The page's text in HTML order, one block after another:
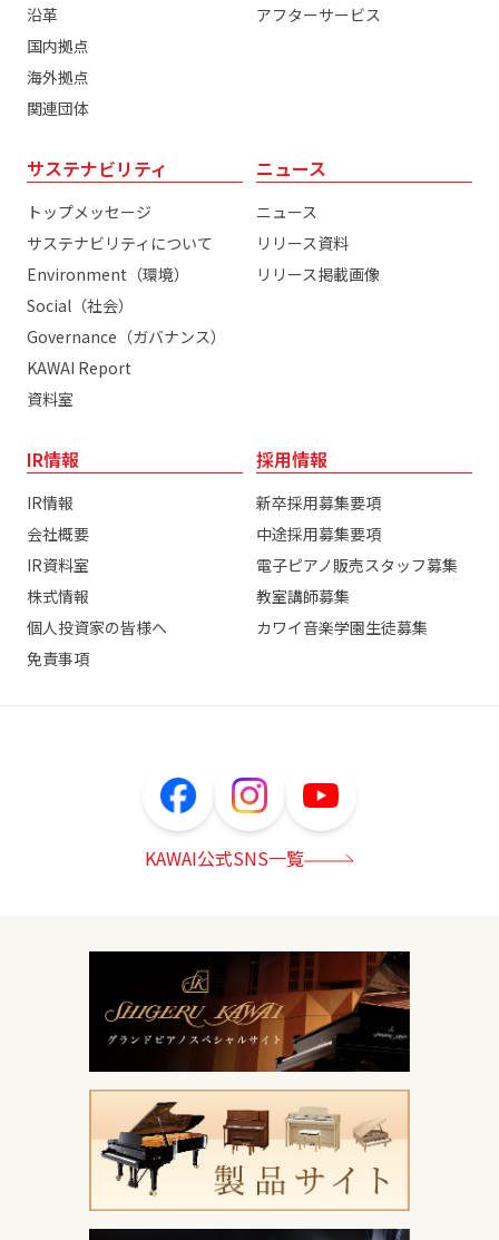
沿革
国内拠点
海外拠点
関連団体
アフターサービス
サステナビリティ
トップメッセージ
サステナビリティについて
Environment（環境）
Social（社会）
Governance（ガバナンス）
KAWAI Report
資料室
ニュース
ニュース
リリース資料
リリース掲載画像
IR情報
IR情報
会社概要
IR資料室
株式情報
個人投資家の皆様へ
免責事項
採用情報
新卒採用募集要項
中途採用募集要項
電子ピアノ販売スタッフ募集
教室講師募集
カワイ音楽学園生徒募集
KAWAI公式SNS一覧